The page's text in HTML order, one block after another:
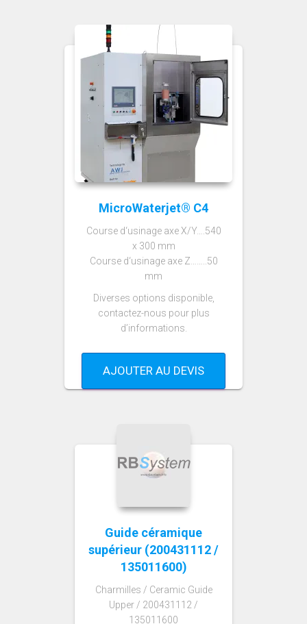
MicroWaterjet® C4
Course d‘usinage axe X/Y….540
x 300 mm
Course d‘usinage axe Z……..50
mm
Diverses options disponible,
contactez-nous pour plus
d’informations.
AJOUTER AU DEVIS
Guide céramique
supérieur (200431112 /
135011600)
Charmilles / Ceramic Guide
Upper / 200431112 /
135011600